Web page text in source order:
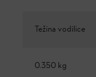
Težina vodilice
0.350 kg